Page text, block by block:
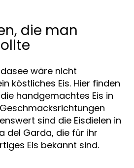
die man
wäre nicht
köstliches Eis. Hier finden
die handgemachtes Eis in
sind die Eisdielen in
del Garda, die für ihr
Eis bekannt sind.